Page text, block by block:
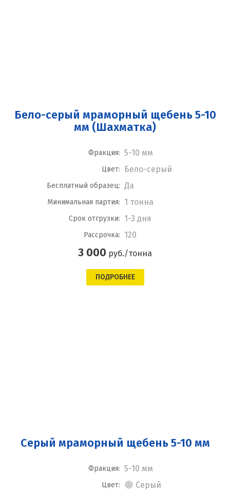
Бело-серый мраморный щебень 5-10
мм (Шахматка)
Фракция: 5-10 мм
Цвет: Бело-серый
Бесплатный образец: Да
Минимальная партия: 1 тонна
Срок отгрузки: 1-3 дня
Рассрочка: 120
3 000 руб./тонна
ПОДРОБНЕЕ
Серый мраморный щебень 5-10 мм
Фракция: 5-10 мм
Цвет: Серый